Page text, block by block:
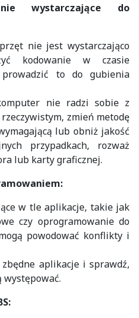
wystarczające do
nie jest wystarczająco
kodowanie w czasie
prowadzić to do gubienia
nie radzi sobie z
zmień metodę
lub obniż jakość
przypadkach, rozważ
lub karty graficznej.
w tle aplikacje, takie jak
czy oprogramowanie do
powodować konflikty i
zbędne aplikacje i sprawdź,